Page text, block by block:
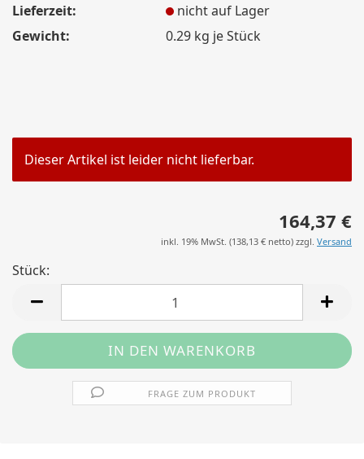
Lieferzeit:
nicht auf Lager
Gewicht:
0.29 kg je Stück
Dieser Artikel ist leider nicht lieferbar.
164,37 €
inkl. 19% MwSt. (138,13 € netto) zzgl. Versand
Stück:
FRAGE ZUM PRODUKT